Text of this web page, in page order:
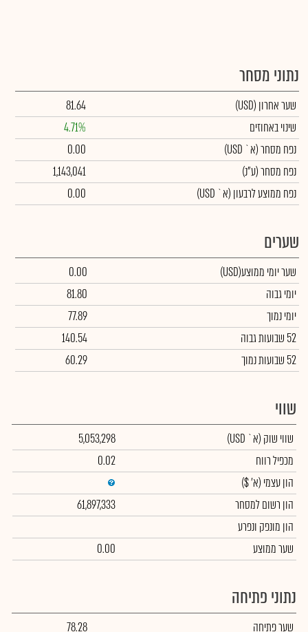
נתוני מסחר
שער אחרון (USD)
81.64
שינוי באחוזים
4.71%
נפח מסחר(א` USD)
0.00
נפח מסחר(ע"נ)
1,143,041
נפח ממוצע לרבעון (א` USD)
0.00
שערים
שער יומי ממוצע(USD)
0.00
יומי גבוה
81.80
יומי נמוך
77.89
52 שבועות גבוה
140.54
52 שבועות נמוך
60.29
שווי
שווי שוק (א` USD)
5,053,298
מכפיל רווח
0.02
הון עצמי (א' $)
הון רשום למסחר
61,897,333
הון מונפק ונפרע
שער ממוצע
0.00
נתוני פתיחה
שער פתיחה 78.28